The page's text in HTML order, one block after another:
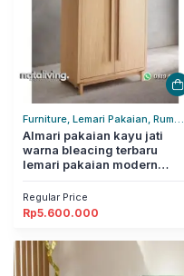
Furniture, Lemari Pakaian, Rumah
Tangga
Almari pakaian kayu jati
warna bleacing terbaru
lemari pakaian modern
Regular Price
Rp5.600.000